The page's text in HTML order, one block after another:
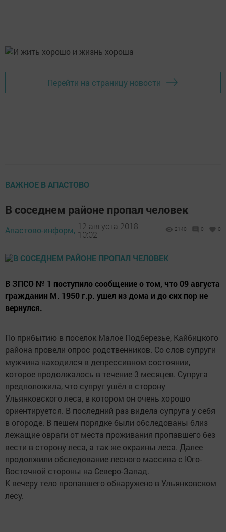
Перейти на страницу новости
ВАЖНОЕ В АПАСТОВО
В соседнем районе пропал человек
Апастово-информ, 12 августа 2018 -
10:02
2140 0 0
В ЗПСО № 1 поступило сообщение о том, что 09 августа
гражданин М. 1950 г.р. ушел из дома и до сих пор не
вернулся.
По прибытию в поселок Малое Подберезье, Кайбицкого
района провели опрос родственников. Со слов супруги
мужчина находился в депрессивном состоянии,
которое продолжалось в течение 3 месяцев. Супруга
предположила, что супруг ушёл в сторону
Ульянковского леса, в котором он очень хорошо
ориентируется. В последний раз видела супруга у себя
в огороде. В пешем порядке были обследованы близ
лежащие овраги от места проживания пропавшего без
вести в сторону леса, а так же окраины леса. Далее
продолжили обследование лесного массива с Юго-
Восточной стороны на Северо-Запад.
К вечеру тело пропавшего обнаружено в Ульянковском
лесу.